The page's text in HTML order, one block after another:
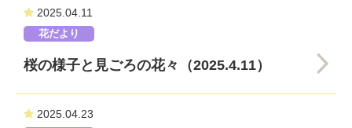
2025.04.11
花だより
桜の様子と見ごろの花々（2025.4.11）
2025.04.23